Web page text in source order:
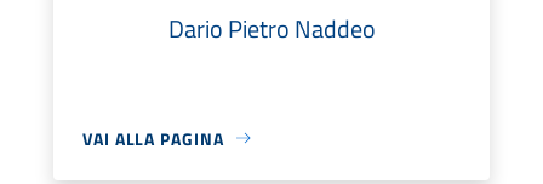
Dario Pietro Naddeo
VAI ALLA PAGINA